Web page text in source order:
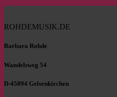
ROHDEMUSIK.DE
Barbara Rohde
Wandelsweg 54
D-45894 Gelsenkirchen